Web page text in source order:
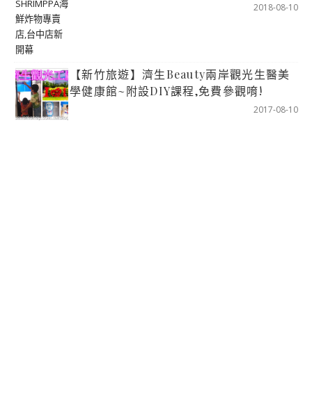
2018-08-10
【新竹旅遊】濟生Beauty兩岸觀光生醫美
學健康館~附設DIY課程,免費參觀唷!
2017-08-10